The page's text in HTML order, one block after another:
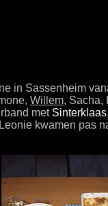
in Sassenheim
Willem, Sacha,
met Sinterklaas
kwamen pas